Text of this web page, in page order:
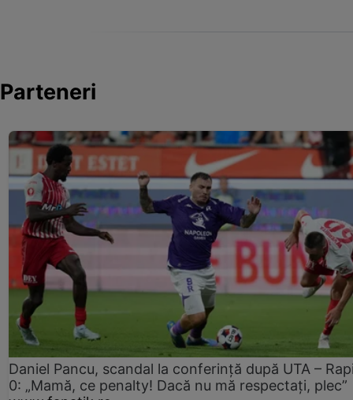
Parteneri
Daniel Pancu, scandal la conferință după UTA –
0: „Mamă, ce penalty! Dacă nu mă respectați, plec”